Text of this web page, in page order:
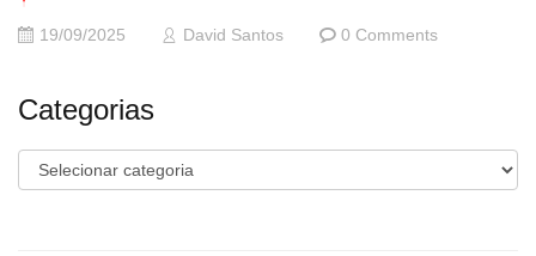
19/09/2025 David Santos 0 Comments
Categorias
Categorias